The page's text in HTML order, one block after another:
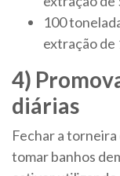
100
extração de
4)
diárias
Fechar a
tomar banhos